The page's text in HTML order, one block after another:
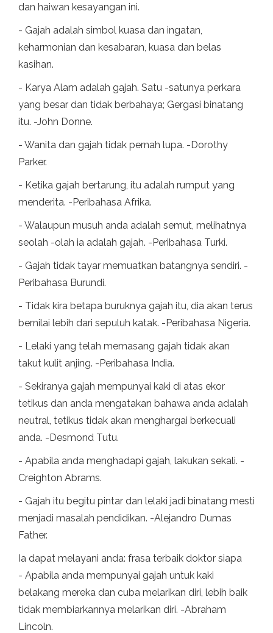
dan haiwan kesayangan ini.
- Gajah adalah simbol kuasa dan ingatan,
keharmonian dan kesabaran, kuasa dan belas
kasihan.
- Karya Alam adalah gajah. Satu -satunya perkara
yang besar dan tidak berbahaya; Gergasi binatang
itu. -John Donne.
- Wanita dan gajah tidak pernah lupa. -Dorothy
Parker.
- Ketika gajah bertarung, itu adalah rumput yang
menderita. -Peribahasa Afrika.
- Walaupun musuh anda adalah semut, melihatnya
seolah -olah ia adalah gajah. -Peribahasa Turki.
- Gajah tidak tayar memuatkan batangnya sendiri. -
Peribahasa Burundi.
- Tidak kira betapa buruknya gajah itu, dia akan terus
bernilai lebih dari sepuluh katak. -Peribahasa Nigeria.
- Lelaki yang telah memasang gajah tidak akan
takut kulit anjing. -Peribahasa India.
- Sekiranya gajah mempunyai kaki di atas ekor
tetikus dan anda mengatakan bahawa anda adalah
neutral, tetikus tidak akan menghargai berkecuali
anda. -Desmond Tutu.
- Apabila anda menghadapi gajah, lakukan sekali. -
Creighton Abrams.
- Gajah itu begitu pintar dan lelaki jadi binatang mesti
menjadi masalah pendidikan. -Alejandro Dumas
Father.
Ia dapat melayani anda: frasa terbaik doktor siapa
- Apabila anda mempunyai gajah untuk kaki
belakang mereka dan cuba melarikan diri, lebih baik
tidak membiarkannya melarikan diri. -Abraham
Lincoln.